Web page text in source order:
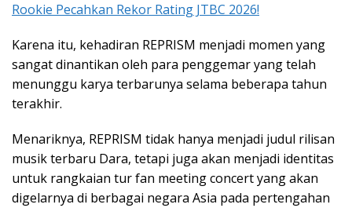
Rookie Pecahkan Rekor Rating JTBC 2026!
Karena itu, kehadiran REPRISM menjadi momen yang
sangat dinantikan oleh para penggemar yang telah
menunggu karya terbarunya selama beberapa tahun
terakhir.
Menariknya, REPRISM tidak hanya menjadi judul rilisan
musik terbaru Dara, tetapi juga akan menjadi identitas
untuk rangkaian tur fan meeting concert yang akan
digelarnya di berbagai negara Asia pada pertengahan